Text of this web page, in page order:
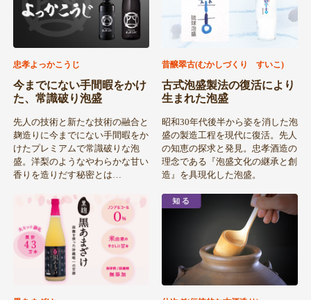
忠孝よっかこうじ
今までにない手間暇をかけ
た、常識破り泡盛
先人の技術と新たな技術の融合と
麹造りに今までにない手間暇をか
けたプレミアムで常識破りな泡
盛。洋梨のようなやわらかな甘い
香りを造りだす秘密とは…
昔醸翠古(むかしづくり すいこ)
古式泡盛製法の復活により
生まれた泡盛
昭和30年代後半から姿を消した泡
盛の製造工程を現代に復活。先人
の知恵の探求と発見。忠孝酒造の
理念である『泡盛文化の継承と創
造』を具現化した泡盛。